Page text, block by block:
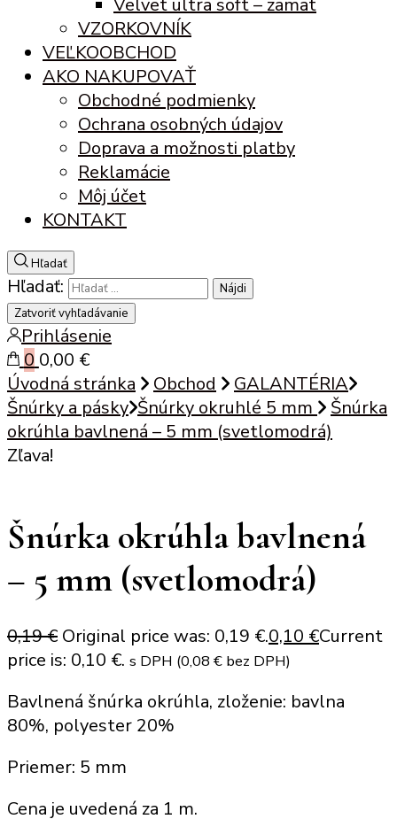
Velvet ultra soft – zamat
VZORKOVNÍK
VEĽKOOBCHOD
AKO NAKUPOVAŤ
Obchodné podmienky
Ochrana osobných údajov
Doprava a možnosti platby
Reklamácie
Môj účet
KONTAKT
Hľadať
Hľadať:
Zatvoriť vyhľadávanie
Prihlásenie
0 0,00 €
Úvodná stránka
Obchod
GALANTÉRIA
Šnúrky a pásky Šnúrky okruhlé 5 mm
Šnúrka
okrúhla bavlnená – 5 mm (svetlomodrá)
Zľava!
Šnúrka okrúhla bavlnená
– 5 mm (svetlomodrá)
0,19€ Original price was: 0,19 €.0,10 €Current
price is: 0,10 €. s DPH (0,08 € bez DPH)
Bavlnená šnúrka okrúhla, zloženie: bavlna
80%, polyester 20%
Priemer: 5 mm
Cena je uvedená za 1 m.